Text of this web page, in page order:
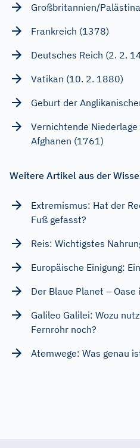
Großbritannien/
Frankreich (1378)
Deutsches Reich (2. 2.
Vatikan (10. 2. 1880)
Geburt der
Vernichtende
Afghanen (1761)
Weitere Artikel aus der
Extremismus: Hat der
Fuß gefasst?
Reis: Wichtigstes
Europäische Einigung:
Der Blaue Planet – Oase
Galileo Galilei: Wozu
Fernrohr noch?
Atemwege: Was genau